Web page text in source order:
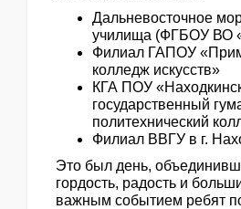
Дальневосточное
училища (ФГБОУ ВО
Филиал ГАПОУ
колледж искусств»
КГА ПОУ
государственный
политехнический
Филиал ВВГУ в г.
Это был день,
гордость, радость и
важным событием ребят